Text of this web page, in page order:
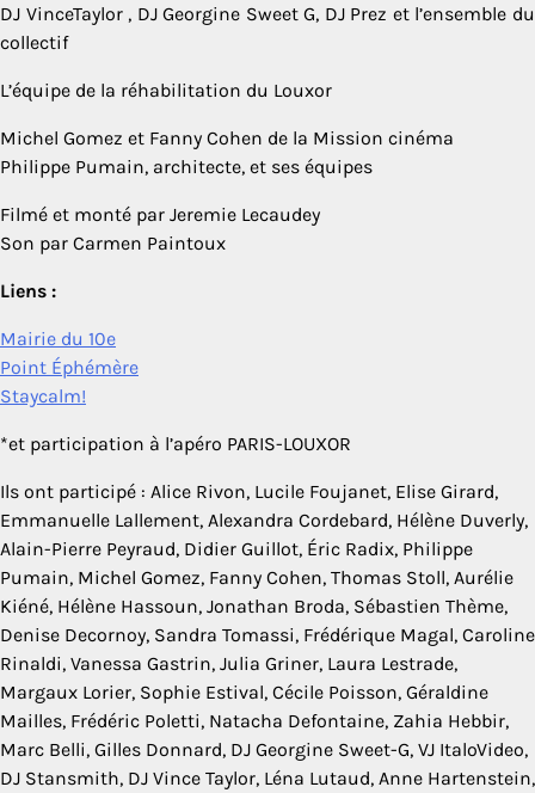
DJ VinceTaylor , DJ Georgine Sweet G, DJ Prez et l’ensemble du
collectif
L’équipe de la réhabilitation du Louxor
Michel Gomez et Fanny Cohen de la Mission cinéma
Philippe Pumain, architecte, et ses équipes
Filmé et monté par Jeremie Lecaudey
Son par Carmen Paintoux
Liens :
Mairie du 10e
Point Éphémère
Staycalm!
*et participation à l’apéro PARIS-LOUXOR
Ils ont participé : Alice Rivon, Lucile Foujanet, Elise Girard,
Emmanuelle Lallement, Alexandra Cordebard, Hélène Duverly,
Alain-Pierre Peyraud, Didier Guillot, Éric Radix, Philippe
Pumain, Michel Gomez, Fanny Cohen, Thomas Stoll, Aurélie
Kiéné, Hélène Hassoun, Jonathan Broda, Sébastien Thème,
Denise Decornoy, Sandra Tomassi, Frédérique Magal, Caroline
Rinaldi, Vanessa Gastrin, Julia Griner, Laura Lestrade,
Margaux Lorier, Sophie Estival, Cécile Poisson, Géraldine
Mailles, Frédéric Poletti, Natacha Defontaine, Zahia Hebbir,
Marc Belli, Gilles Donnard, DJ Georgine Sweet-G, VJ ItaloVideo,
DJ Stansmith, DJ Vince Taylor, Léna Lutaud, Anne Hartenstein,